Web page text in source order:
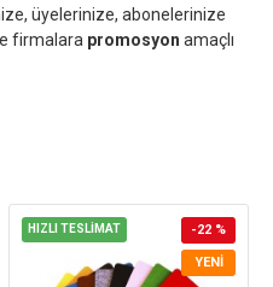
üyelerinize, abonelerinize
firmalara promosyon amaçlı
HIZLI TESLİMAT
YENI
-22 %